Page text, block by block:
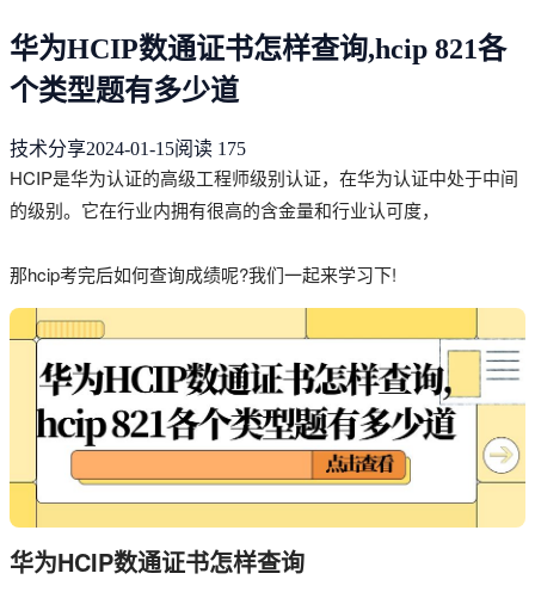
华为HCIP数通证书怎样查询,hcip 821各
个类型题有多少道
技术分享2024-01-15阅读 175
HCIP是华为认证的高级工程师级别认证，在华为认证中处于中间
的级别。它在行业内拥有很高的含金量和行业认可度，
那hcip考完后如何查询成绩呢?我们一起来学习下!
华为HCIP数通证书怎样查询